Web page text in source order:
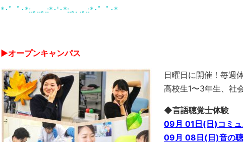
*･゜ﾟ･*:.｡..｡.:*･'･*:.｡. .｡.:*･゜ﾟ･*
▶︎オープンキャンパス
日曜日に開催！毎週
高校生1〜3年生、社
◆言語聴覚士体験
09月 01日(日)コミ
09月 08日(日)音の